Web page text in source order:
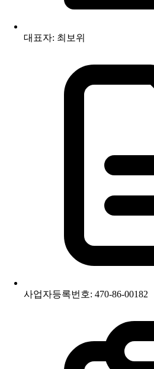
대표자: 최보위
사업자등록번호: 470-86-00182